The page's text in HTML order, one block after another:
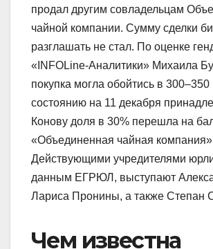
продал другим совладельцам
чайной компании. Сумму сделки
разглашать не стал. По оценке
«INFOLine-Аналитики» Михаила
покупка могла обойтись в
состоянию на 11 декабря
Конову доля в 30% перешла на
«Объединенная чайная
Действующими учредителями
данным ЕГРЮЛ, выступают
Лариса Пронины, а также Степан
Чем известна